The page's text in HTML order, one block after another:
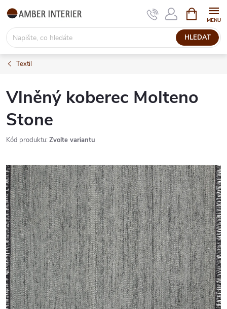
Přejít
obsah
HLEDAT
NÁKUPNÍ
KOŠÍK
Textil
Vlněný koberec Molteno
Stone
Kód produktu: Zvolte variantu